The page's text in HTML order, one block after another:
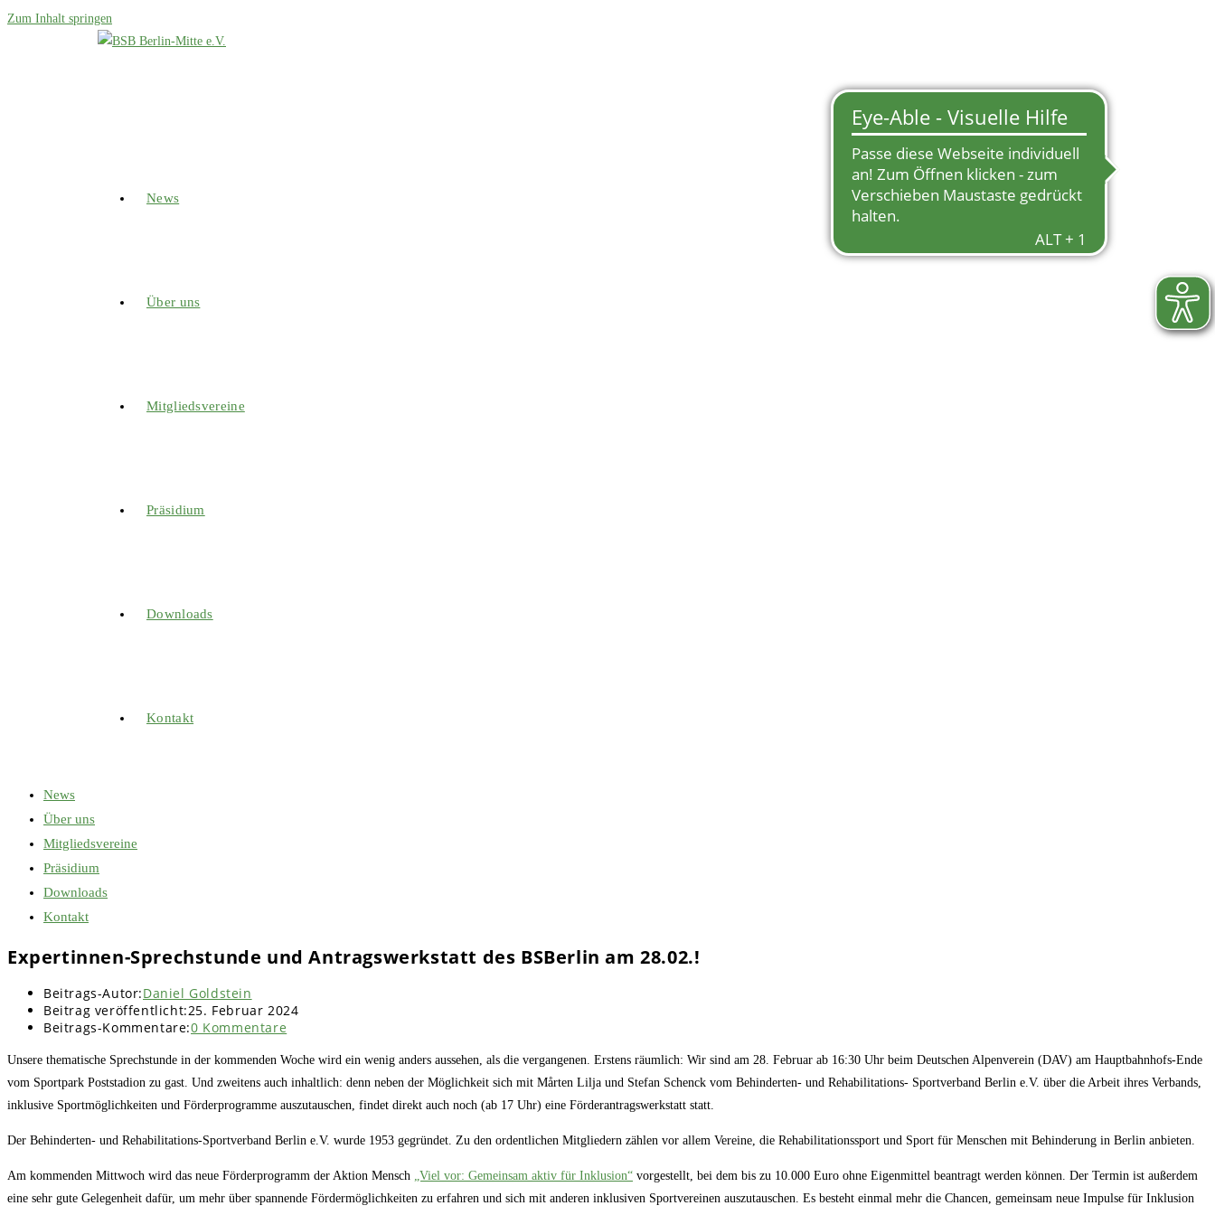
Zum Inhalt springen
News
Über uns
Mitgliedsvereine
Präsidium
Downloads
Kontakt
News
Über uns
Mitgliedsvereine
Präsidium
Downloads
Kontakt
Expertinnen-Sprechstunde und Antragswerkstatt des BSBerlin am 28.02.!
Beitrags-Autor:Daniel Goldstein
Beitrag veröffentlicht:25. Februar 2024
Beitrags-Kommentare:0 Kommentare
Unsere thematische Sprechstunde in der kommenden Woche wird ein wenig anders aussehen, als die vergangenen. Erstens räumlich: Wir sind am 28. Februar ab 16:30 Uhr beim Deutschen Alpenverein (DAV) am Hauptbahnhofs-Ende
vom Sportpark Poststadion zu gast. Und zweitens auch inhaltlich: denn neben der Möglichkeit sich mit Mårten Lilja und Stefan Schenck vom Behinderten- und Rehabilitations- Sportverband Berlin e.V. über die Arbeit ihres Verbands,
inklusive Sportmöglichkeiten und Förderprogramme auszutauschen, findet direkt auch noch (ab 17 Uhr) eine Förderantragswerkstatt statt.
Der Behinderten- und Rehabilitations-Sportverband Berlin e.V. wurde 1953 gegründet. Zu den ordentlichen Mitgliedern zählen vor allem Vereine, die Rehabilitationssport und Sport für Menschen mit Behinderung in Berlin anbieten.
Am kommenden Mittwoch wird das neue Förderprogramm der Aktion Mensch „Viel vor: Gemeinsam aktiv für Inklusion“ vorgestellt, bei dem bis zu 10.000 Euro ohne Eigenmittel beantragt werden können. Der Termin ist außerdem
eine sehr gute Gelegenheit dafür, um mehr über spannende Fördermöglichkeiten zu erfahren und sich mit anderen inklusiven Sportvereinen auszutauschen. Es besteht einmal mehr die Chancen, gemeinsam neue Impulse für Inklusion